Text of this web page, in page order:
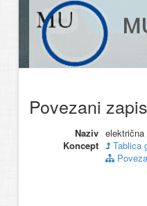
Povezani
Naziv električna
Koncept
Tablica